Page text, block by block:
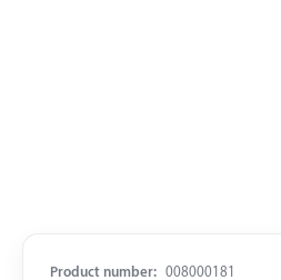
Product number: 008000181